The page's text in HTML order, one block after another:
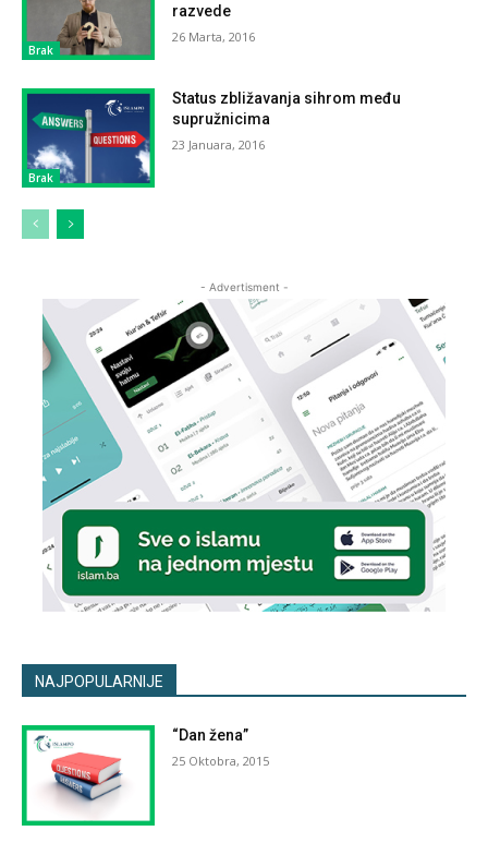
Brak
razvede
26 Marta, 2016
Brak
Status zbližavanja sihrom među
supružnicima
23 Januara, 2016
- Advertisment -
NAJPOPULARNIJE
“Dan žena”
25 Oktobra, 2015